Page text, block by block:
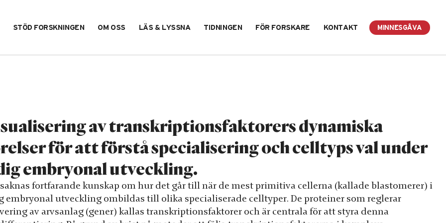
STÖD FORSKNINGEN OM OSS LÄS & LYSSNA TIDNINGEN FÖR FORSKARE KONTAKT MINNESGÅVA
av transkriptionsfaktorers dynamiska
för att förstå specialisering och celltyps val under
embryonal utveckling.
fortfarande kunskap om hur det går till när de mest primitiva cellerna (kallade blastomerer) i
embryonal utveckling ombildas till olika specialiserade celltyper. De proteiner som reglerar
av arvsanlag (gener) kallas transkriptionsfaktorer och är centrala för att styra denna